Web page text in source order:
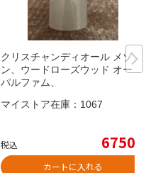
クリスチャンディオール メゾ
ン、ウードローズウッド オード
パルファム、
マイストア在庫： 1067
税込 6750
カートに入れる